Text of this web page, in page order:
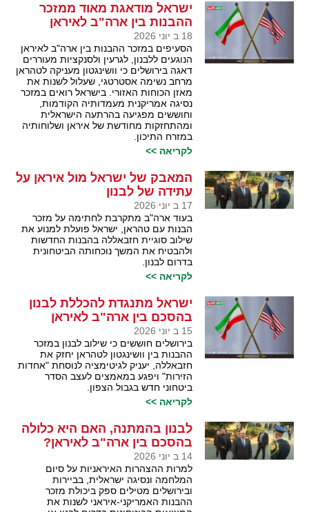
ישראל מודאגת מאוד ממזכר
ההבנות בין ארה"ב לאיראן
18 ב יוני 2026
הסעיפים במזכר ההבנות בין ארה"ב לאיראן
הנוגעים ללבנון, לגרעין ולסנקציות מעוררים
דאגה בירושלים כי וושינגטון מעניקה לטהראן
מרחב נשימה אסטרטגי, שעלול לשנות את
מאזן הכוחות האזורי. בישראל רואים במזכר
נסיגה אמריקנית מעמדותיה הקודמות,
וחוששים מפגיעה בהרתעה הישראלית
ומהתחזקות מחודשת של איראן ושלוחותיה
במזרח התיכון.
לקריאה >>
המאבק של ישראל מול איראן על
עתידה של לבנון
17 ב יוני 2026
בעוד ארה"ב מתקרבת לחתימה על מזכר
הבנות עם טהראן, ישראל פועלת למנוע את
שילוב סוגיית חזבאללה בהבנות החדשות
ולהבטיח את המשך נוכחותה הביטחונית
בדרום לבנון.
לקריאה >>
ישראל מתנגדת להכללת לבנון
בהסכם בין ארה"ב לאיראן
15 ב יוני 2026
בירושלים חוששים כי שילוב לבנון במזכר
ההבנות בין וושינגטון לטהראן יחזק את
חזבאללה, יעניק לגיטימציה לנוסחת "אחדות
הזירות" ויפגע במאמצים לעצב הסדר
ביטחוני חדש בגבול הצפון.
לקריאה >>
לבנון בהמתנה, האם היא כלולה
בהסכם בין ארה"ב לאיראן?
14 ב יוני 2026
למרות ההצהרות האיראניות על סיום
המלחמה ונסיגה ישראלית, בביירות
ובירושלים מטילים ספק ביכולת מזכר
ההבנות האמריקני-איראני לשנות את